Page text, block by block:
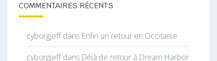
COMMENTAIRES RÉCENTS
cyborgjeffdans Enfin un retour en Occitanie
cyborgjeffdans Déjà de retour à Dream Harbor